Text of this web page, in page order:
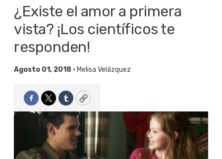
¿Existe el amor a primera
vista? ¡Los científicos te
responden!
Agosto 01, 2018 • Melisa Velázquez
Facebook
TwitterTumblrCopy